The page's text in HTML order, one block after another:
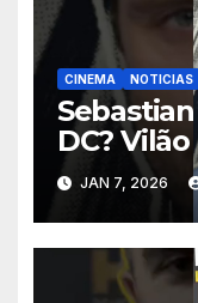
CINEMA NOTICIAS
DC?
JAN 7, 2026